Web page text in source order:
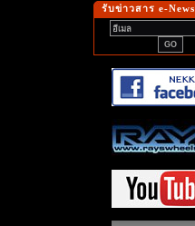
รับข่าวสาร e-News